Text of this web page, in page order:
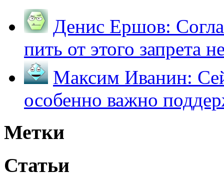
Денис Ершов:
пить от этого запрета
Максим Иванин:
особенно важно
Метки
Статьи